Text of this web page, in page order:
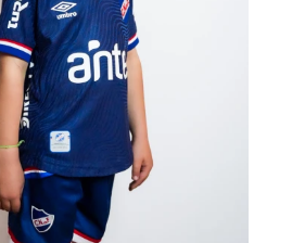
AGREGAR AL CARRITO